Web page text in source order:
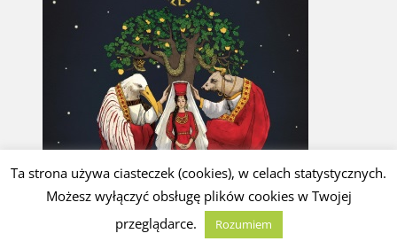
Ta strona używa ciasteczek (cookies), w celach statystycznych.
Możesz wyłączyć obsługę plików cookies w Twojej
przeglądarce.
Rozumiem